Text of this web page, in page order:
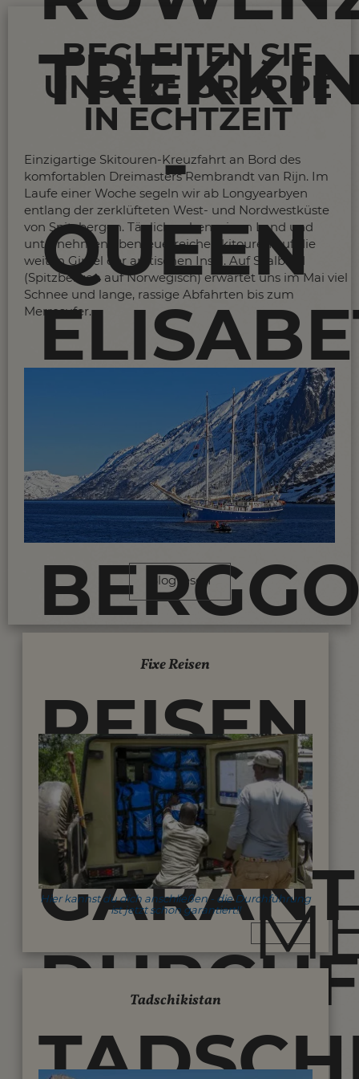
-
QUEEN
NP
UND
BEGLEITEN SIE
UNSERE GRUPPE
IN ECHTZEIT
Einzigartige Skitouren-Kreuzfahrt an Bord des
komfortablen Dreimasters Rembrandt van Rijn. Im
Laufe einer Woche segeln wir ab Longyearbyen
entlang der zerklüfteten West- und Nordwestküste
von Spitzbergen. Täglich gehen wir an Land und
unternehmen abenteuerreiche Skitouren auf die
weiten Gipfel der arktischen Insel. Auf Svalbard
(Spitzbergen auf Norwegisch) erwartet uns im Mai viel
Schnee und lange, rassige Abfahrten bis zum
Merresufer.
Blog lesen
Fixe Reisen
REISEN
MIT
Hier kannst du dich anschließen - die Durchführung
ist jetzt schon garantiert!!
Tadschikistan